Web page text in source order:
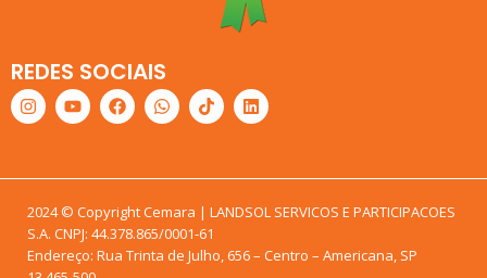
REDES SOCIAIS
2024 © Copyright Cemara | LANDSOL SERVICOS E PARTICIPACOES
S.A. CNPJ: 44.378.865/0001-61
Endereço: Rua Trinta de Julho, 656 – Centro – Americana, SP